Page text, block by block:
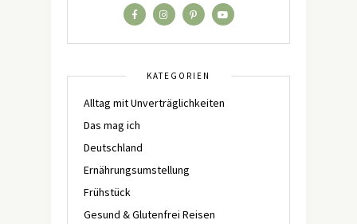
KATEGORIEN
Alltag mit Unverträglichkeiten
Das mag ich
Deutschland
Ernährungsumstellung
Frühstück
Gesund & Glutenfrei Reisen